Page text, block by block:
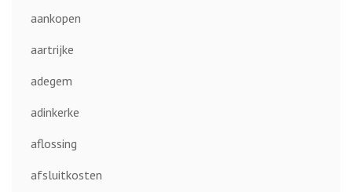
aankopen
aartrijke
adegem
adinkerke
aflossing
afsluitkosten